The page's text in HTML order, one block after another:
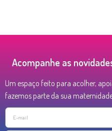
Acompanhe as
Um espaço feito para acolher,
fazemos parte da sua